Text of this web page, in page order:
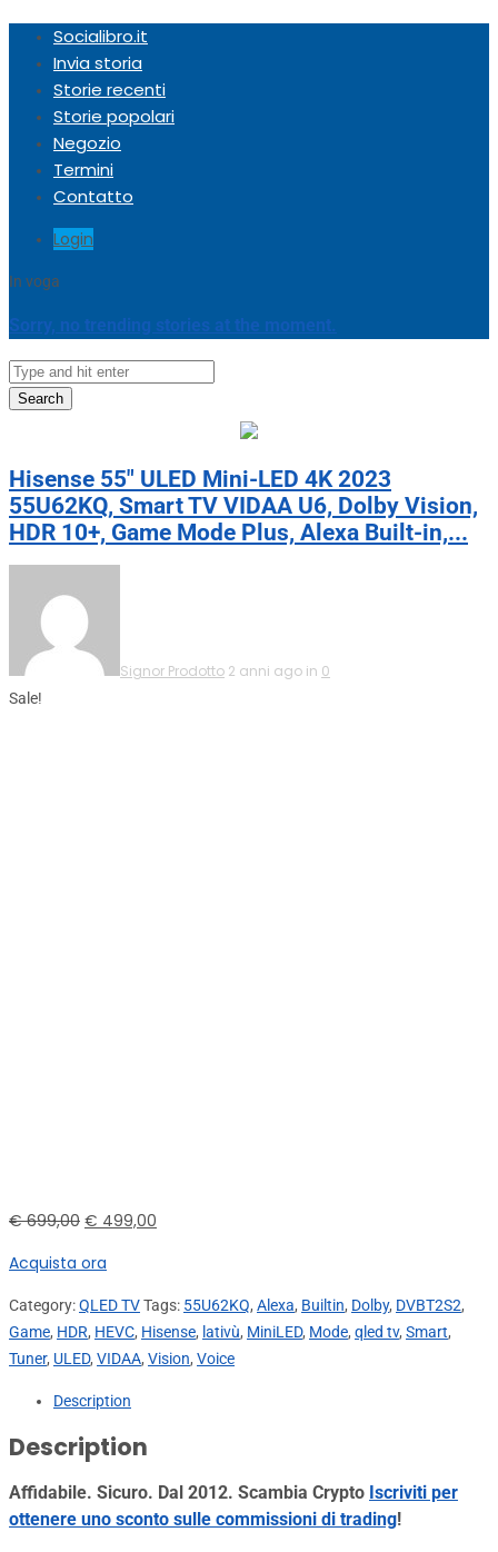
Socialibro.it
Invia storia
Storie recenti
Storie popolari
Negozio
Termini
Contatto
Login
In voga
Sorry, no trending stories at the moment.
Search
Hisense 55″ ULED Mini-LED 4K 2023
55U62KQ, Smart TV VIDAA U6, Dolby Vision,
HDR 10+, Game Mode Plus, Alexa Built-in,...
Signor Prodotto 2 anni ago in 0
Sale!
€699,00 € 499,00
Acquista ora
Category:QLED TVTags: 55U62KQ, Alexa, Builtin, Dolby, DVBT2S2,
Game, HDR, HEVC, Hisense, lativù, MiniLED, Mode, qled tv, Smart,
Tuner, ULED, VIDAA, Vision, Voice
Description
Description
Affidabile. Sicuro. Dal 2012. Scambia Crypto Iscriviti per
ottenere uno sconto sulle commissioni di trading!